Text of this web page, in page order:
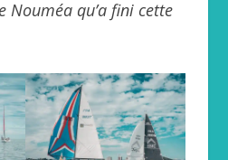
Nouméa qu’a fini cette